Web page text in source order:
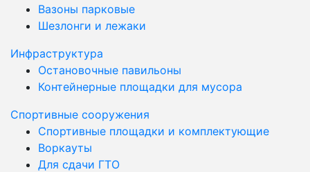
Вазоны парковые
Шезлонги и лежаки
Инфраструктура
Остановочные павильоны
Контейнерные площадки для мусора
Спортивные сооружения
Спортивные площадки и комплектующие
Воркауты
Для сдачи ГТО